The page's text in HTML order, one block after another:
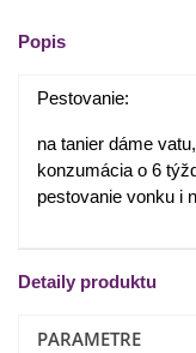
Popis
Pestovanie:
na tanier dáme
konzumácia o 6
pestovanie vonku i
Detaily produktu
PARAMETRE